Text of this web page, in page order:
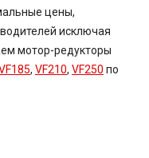
цены,
исключая
мотор-редукторы
, VF210, VF250 по